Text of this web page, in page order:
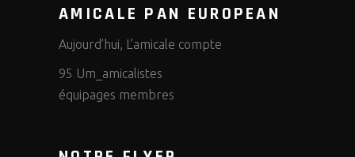
AMICALE PAN EUROPEAN
Aujourd’hui, L’amicale compte
95 Um_amicalistes
équipages membres